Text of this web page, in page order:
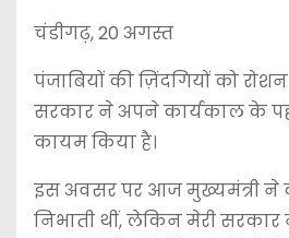
चंडीगढ़, 20 अगस्त
पंजाबियों की ज़िंदगियों को
सरकार ने अपने कार्यकाल के
कायम किया है।
इस अवसर पर आज मुख्यमंत्री ने
निभाती थीं, लेकिन मेरी